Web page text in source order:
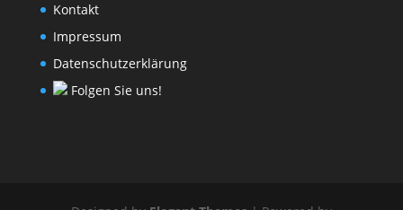
Kontakt
Impressum
Datenschutzerklärung
Folgen Sie uns!